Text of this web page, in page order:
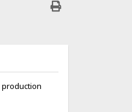
production